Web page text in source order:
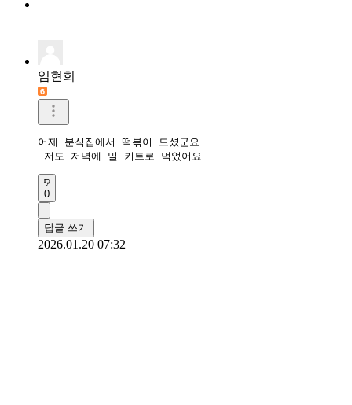
임현희
어제 분식집에서 떡볶이 드셨군요
저도 저녁에 밀 키트로 먹었어요
0
답글 쓰기
2026.01.20 07:32